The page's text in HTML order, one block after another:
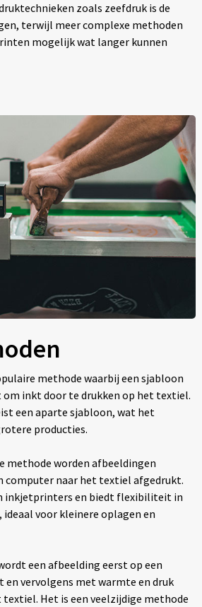
zoals zeefdruk is de
terwijl meer complexe methoden
mogelijk wat langer kunnen
methode waarbij een sjabloon
inkt door te drukken op het textiel.
een aparte sjabloon, wat het
producties.
methode worden afbeeldingen
computer naar het textiel afgedrukt.
inkjetprinters en biedt flexibiliteit in
voor kleinere oplagen en
een afbeelding eerst op een
vervolgens met warmte en druk
Het is een veelzijdige methode